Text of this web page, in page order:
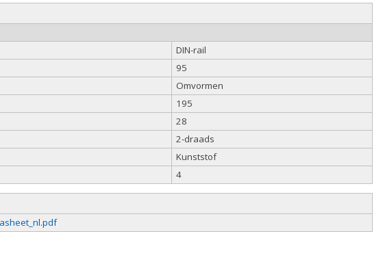
DIN-rail
95
Omvormen
195
28
2-draads
Kunststof
4